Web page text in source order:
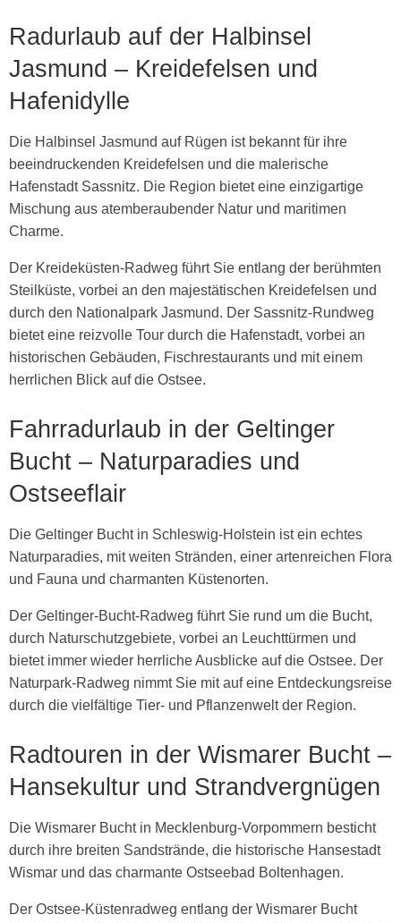
Radurlaub auf der Halbinsel
Jasmund – Kreidefelsen und
Hafenidylle
Die Halbinsel Jasmund auf Rügen ist bekannt für ihre
beeindruckenden Kreidefelsen und die malerische
Hafenstadt Sassnitz. Die Region bietet eine einzigartige
Mischung aus atemberaubender Natur und maritimen
Charme.
Der Kreideküsten-Radweg führt Sie entlang der berühmten
Steilküste, vorbei an den majestätischen Kreidefelsen und
durch den Nationalpark Jasmund. Der Sassnitz-Rundweg
bietet eine reizvolle Tour durch die Hafenstadt, vorbei an
historischen Gebäuden, Fischrestaurants und mit einem
herrlichen Blick auf die Ostsee.
Fahrradurlaub in der Geltinger
Bucht – Naturparadies und
Ostseeflair
Die Geltinger Bucht in Schleswig-Holstein ist ein echtes
Naturparadies, mit weiten Stränden, einer artenreichen Flora
und Fauna und charmanten Küstenorten.
Der Geltinger-Bucht-Radweg führt Sie rund um die Bucht,
durch Naturschutzgebiete, vorbei an Leuchttürmen und
bietet immer wieder herrliche Ausblicke auf die Ostsee. Der
Naturpark-Radweg nimmt Sie mit auf eine Entdeckungsreise
durch die vielfältige Tier- und Pflanzenwelt der Region.
Radtouren in der Wismarer Bucht –
Hansekultur und Strandvergnügen
Die Wismarer Bucht in Mecklenburg-Vorpommern besticht
durch ihre breiten Sandstrände, die historische Hansestadt
Wismar und das charmante Ostseebad Boltenhagen.
Der Ostsee-Küstenradweg entlang der Wismarer Bucht